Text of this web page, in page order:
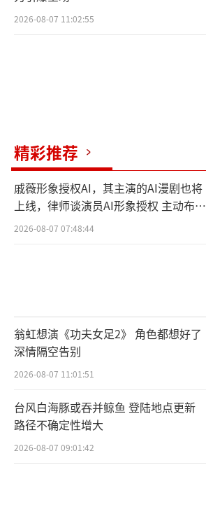
2026-08-07 11:02:55
精彩推荐
戚薇形象授权AI，其主演的AI漫剧也将
上线，律师谈演员AI形象授权 主动布局
数字资产
2026-08-07 07:48:44
翁虹想演《功夫女足2》 角色都想好了
深情隔空告别
2026-08-07 11:01:51
台风白海豚或吞并鲸鱼 登陆地点更新
路径不确定性增大
2026-08-07 09:01:42